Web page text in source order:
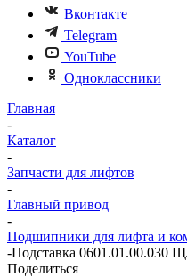
Вконтакте
Telegram
YouTube
Одноклассники
Главная
-
Каталог
-
Запчасти для лифтов
-
Главный привод
-
Подшипники для лифта и
-Подставка 0601.01.00.030
Поделиться